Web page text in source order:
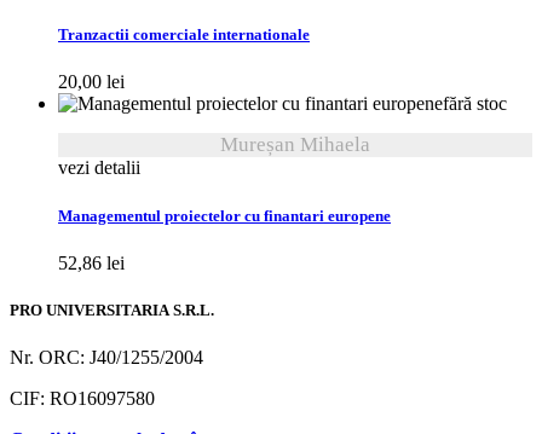
Tranzactii comerciale internationale
20,00 lei
fără stoc
Mureșan Mihaela
vezi detalii
Managementul proiectelor cu finantari europene
52,86 lei
PRO UNIVERSITARIA S.R.L.
Nr. ORC: J40/1255/2004
CIF: RO16097580